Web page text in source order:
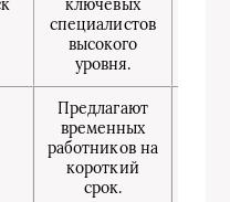
ключевых
специалистов
высокого
уровня.
Предлагают
временных
работников на
короткий
срок.